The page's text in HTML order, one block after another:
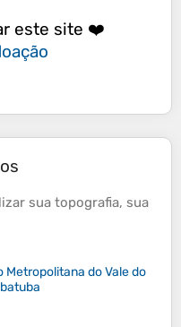
este site ❤️
sua topografia, sua
Metropolitana do Vale do